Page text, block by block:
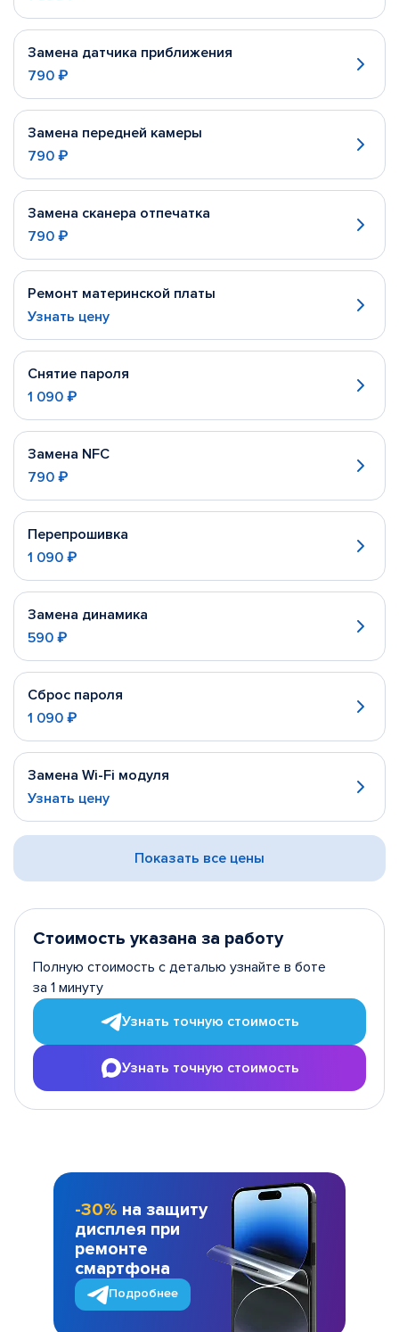
Замена датчика приближения
790 ₽
Замена передней камеры
790 ₽
Замена сканера отпечатка
790 ₽
Ремонт материнской платы
Узнать цену
Снятие пароля
1 090 ₽
Замена NFC
790 ₽
Перепрошивка
1 090 ₽
Замена динамика
590 ₽
Сброс пароля
1 090 ₽
Замена Wi-Fi модуля
Узнать цену
Показать все цены
Стоимость указана за работу
Полную стоимость с деталью узнайте в боте
за 1 минуту
Узнать точную стоимость
Узнать точную стоимость
-30% на защиту
дисплея при
ремонте
смартфона
Подробнее